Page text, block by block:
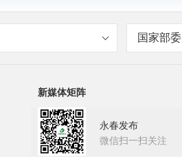
国家部委
新媒体矩阵
永春发布
微信扫一扫关注